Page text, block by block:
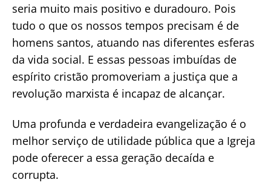
seria muito mais positivo e duradouro. Pois
tudo o que os nossos tempos precisam é de
homens santos, atuando nas diferentes esferas
da vida social. E essas pessoas imbuídas de
espírito cristão promoveriam a justiça que a
revolução marxista é incapaz de alcançar.
Uma profunda e verdadeira evangelização é o
melhor serviço de utilidade pública que a Igreja
pode oferecer a essa geração decaída e
corrupta.